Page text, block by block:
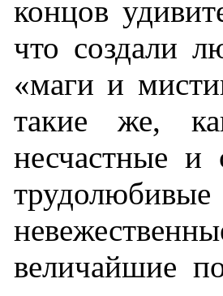
концов
что создали
«маги и
такие же,
несчастные и
величайшие